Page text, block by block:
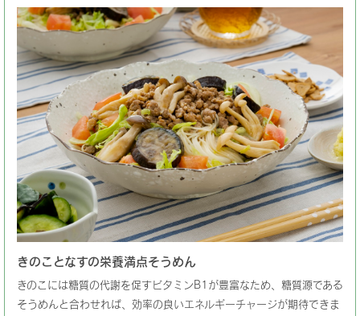
きのことなすの栄養満点そうめん
きのこには糖質の代謝を促すビタミンB1が豊富なため、糖質源である
そうめんと合わせれば、効率の良いエネルギーチャージが期待できま